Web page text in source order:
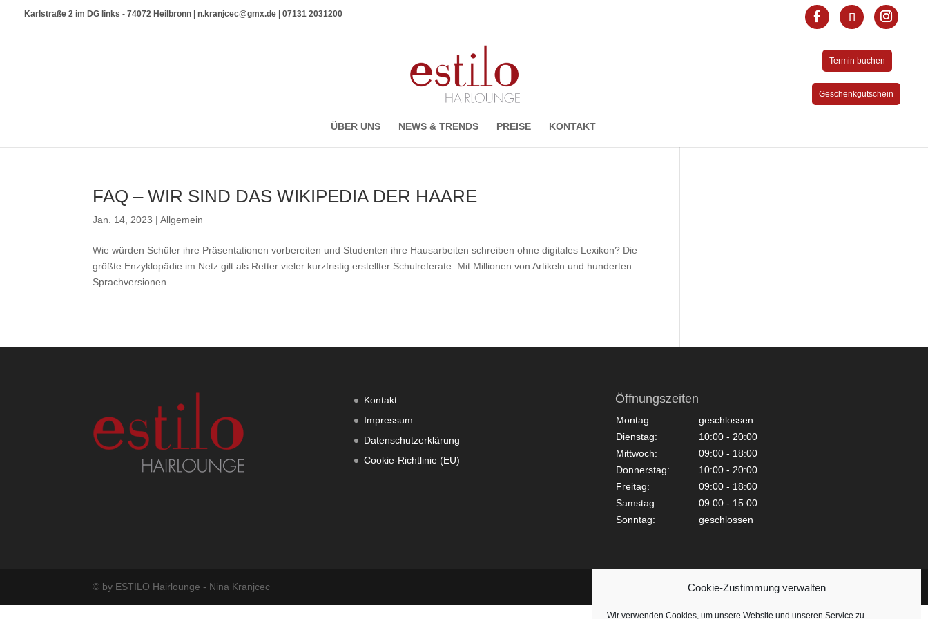
Cookie-Zustimmung verwalten
Wir verwenden Cookies, um unsere Website und unseren Service zu
Karlstraße 2 im DG links - 74072 Heilbronn | n.kranjcec@gmx.de | 07131 2031200
Termin buchen
Geschenkgutschein
ÜBER UNS NEWS & TRENDS PREISE KONTAKT
FAQ – WIR SIND DAS WIKIPEDIA DER HAARE
Jan. 14, 2023 |Allgemein
Wie würden Schüler ihre Präsentationen vorbereiten und Studenten ihre Hausarbeiten schreiben ohne digitales Lexikon? Die
größte Enzyklopädie im Netz gilt als Retter vieler kurzfristig erstellter Schulreferate. Mit Millionen von Artikeln und hunderten
Sprachversionen...
Kontakt
Impressum
Datenschutzerklärung
Cookie-Richtlinie (EU)
Öffnungszeiten
Montag:
geschlossen
Dienstag:
10:00 - 20:00
Mittwoch:
09:00 - 18:00
Donnerstag:
10:00 - 20:00
Freitag:
09:00 - 18:00
Samstag:
09:00 - 15:00
Sonntag:
geschlossen
© by ESTILO Hairlounge - Nina Kranjcec